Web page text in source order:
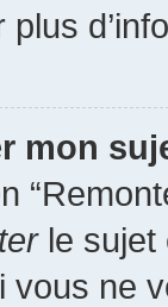
plus
mon
le sujet
vous ne